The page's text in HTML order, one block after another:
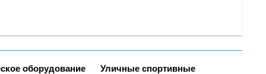
оборудование
Уличные спортивные